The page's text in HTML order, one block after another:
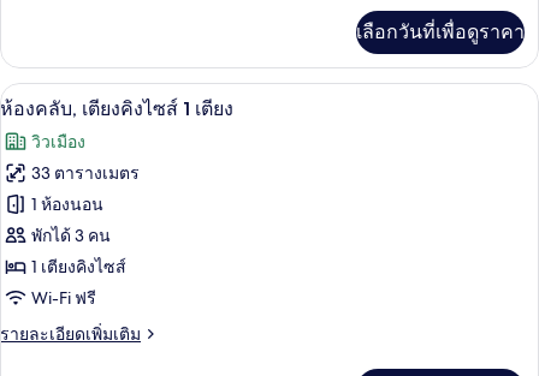
เตียง
คิง
ไซส์
1
เตียง,
วิว
แม่น้ำ
เกี่ยว
กับ
ห้อง
ลัก
ซ์
สวี
ท,
เตียง
คิง
ไซส์
วิว
เลือกวันที่เพื่อดูราคา
เปิด
ภาพถ่าย
ทั้งหมด
ของ
ห้อง
คลับ,
เตียง
คิง
ห้องคลับ, เตียงคิงไซส์ 1 เตียง | มินิบ
7
ห้องคลับ, เตียงคิงไซส์ 1 เตียง
วิวเมือง
33 ตารางเมตร
1 ห้องนอน
พักได้ 3 คน
1 เตียงคิงไซส์
Wi-Fi ฟรี
รายละเอียดเพิ่มเติม
ราย